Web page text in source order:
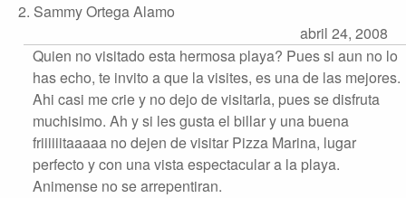
2. Sammy Ortega Alamo
abril 24, 2008
Quien no visitado esta hermosa playa? Pues si aun no lo
has echo, te invito a que la visites, es una de las mejores.
Ahi casi me crie y no dejo de visitarla, pues se disfruta
muchisimo. Ah y si les gusta el billar y una buena
friiiiiitaaaaa no dejen de visitar Pizza Marina, lugar
perfecto y con una vista espectacular a la playa.
Animense no se arrepentiran.